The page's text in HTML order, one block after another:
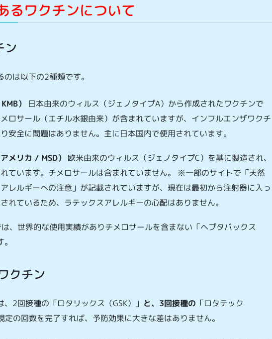
るワクチンについて
ン
は以下の2種類です。
）
日本由来のウィルス（ジェノタイプA）から作成されたワクチンで
ロサール（エチル水銀由来）が含まれていますが、インフルエンザワクチ
安全に問題はありません。主に日本国内で使用されています。
メリカ / MSD） 欧米由来のウィルス（ジェノタイプC）を基に製造され、
ています。チメロサールは含まれていません。 ※一部のサイトで「天然
レルギーへの注意」が記載されていますが、現在は最初から注射器に入っ
れているため、ラテックスアレルギーの心配はありません。
、世界的な使用実績がありチメロサールを含まない「ヘプタバックス
クチン
2回接種の「ロタリックス（GSK）」 と、3回接種の 「ロタテック
定の回数を完了すれば、予防効果に大きな差はありません。